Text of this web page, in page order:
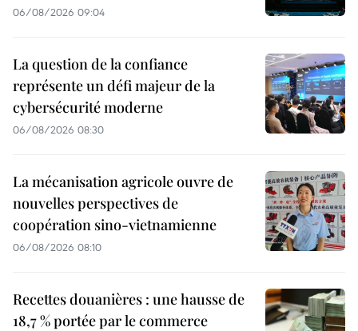
06/08/2026 09:04
La question de la confiance
représente un défi majeur de la
cybersécurité moderne
06/08/2026 08:30
La mécanisation agricole ouvre de
nouvelles perspectives de
coopération sino-vietnamienne
06/08/2026 08:10
Recettes douanières : une hausse de
18,7 % portée par le commerce